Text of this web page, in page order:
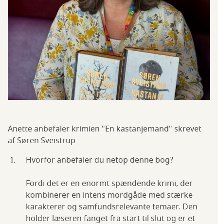
Anette anbefaler krimien "En kastanjemand" skrevet
af Søren Sveistrup
Hvorfor anbefaler du netop denne bog?
Fordi det er en enormt spændende krimi, der
kombinerer en intens mordgåde med stærke
karakterer og samfundsrelevante temaer. Den
holder læseren fanget fra start til slut og er et